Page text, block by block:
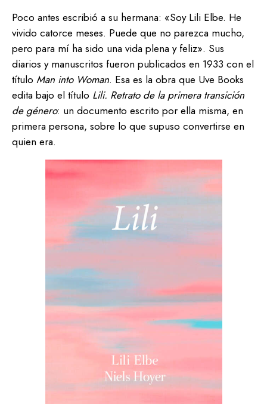
Poco antes escribió a su hermana: «Soy Lili Elbe. He
vivido catorce meses. Puede que no parezca mucho,
pero para mí ha sido una vida plena y feliz». Sus
diarios y manuscritos fueron publicados en 1933 con el
título Man into Woman. Esa es la obra que Uve Books
edita bajo el título Lili. Retrato de la primera transición
de género: un documento escrito por ella misma, en
primera persona, sobre lo que supuso convertirse en
quien era.